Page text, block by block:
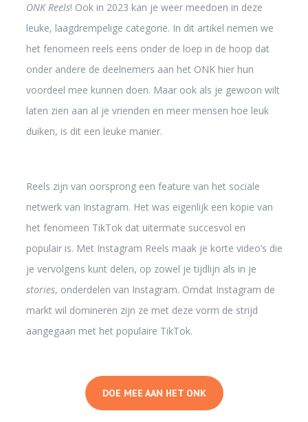
ONK Reels! Ook in 2023 kan je weer meedoen in deze
leuke, laagdrempelige categorie. In dit artikel nemen we
het fenomeen reels eens onder de loep in de hoop dat
onder andere de deelnemers aan het ONK hier hun
voordeel mee kunnen doen. Maar ook als je gewoon wilt
laten zien aan al je vrienden en meer mensen hoe leuk
duiken, is dit een leuke manier.
Reels zijn van oorsprong een feature van het sociale
netwerk van Instagram. Het was eigenlijk een kopie van
het fenomeen TikTok dat uitermate succesvol en
populair is. Met Instagram Reels maak je korte video’s die
je vervolgens kunt delen, op zowel je tijdlijn als in je
stories, onderdelen van Instagram. Omdat Instagram de
markt wil domineren zijn ze met deze vorm de strijd
aangegaan met het populaire TikTok.
DOE MEE AAN HET ONK